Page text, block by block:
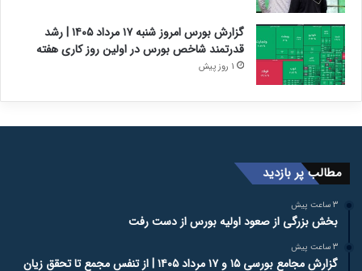
گزارش بورس امروز شنبه ۱۷ مرداد ۱۴۰۵ | رشد
قدرتمند شاخص بورس در اولین روز کاری هفته
1 روز پیش
مطالب پر بازدید
3 ساعت پیش
بخش بزرگی از صعود اولیه بورس از دست رفت
3 ساعت پیش
گزارش مجامع بورسی ۱۵ و ۱۷ مرداد ۱۴۰۵ | از تنفس مجمع تا تحقق زیان